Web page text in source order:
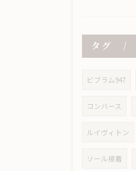
タグ
ビブラム947
コンバース
ルイヴィトン
ソール接着